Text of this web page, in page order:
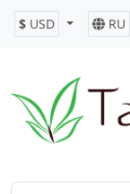
$ USD RU